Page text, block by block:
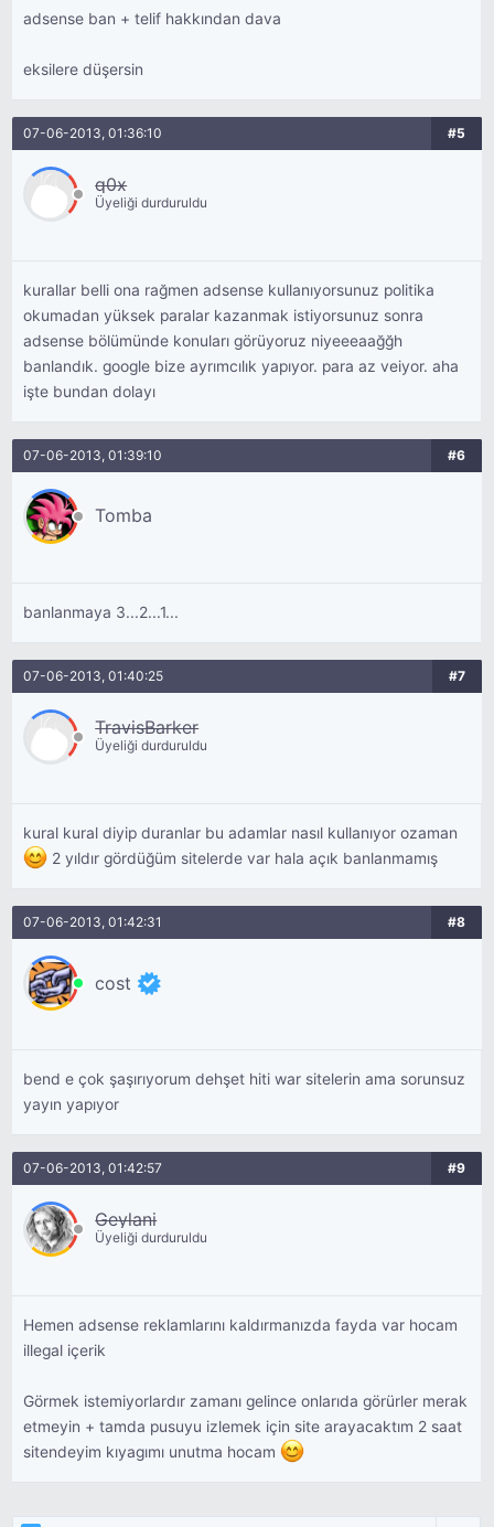
adsense ban + telif hakkından dava
eksilere düşersin
07-06-2013, 01:36:10 #5
q0x
Üyeliği durduruldu
kurallar belli ona rağmen adsense kullanıyorsunuz politika
okumadan yüksek paralar kazanmak istiyorsunuz sonra
adsense bölümünde konuları görüyoruz niyeeeaağğh
banlandık. google bize ayrımcılık yapıyor. para az veiyor. aha
işte bundan dolayı
07-06-2013, 01:39:10 #6
Tomba
banlanmaya 3...2...1...
07-06-2013, 01:40:25 #7
TravisBarker
Üyeliği durduruldu
kural kural diyip duranlar bu adamlar nasıl kullanıyor ozaman
2 yıldır gördüğüm sitelerde var hala açık banlanmamış
07-06-2013, 01:42:31 #8
cost
bend e çok şaşırıyorum dehşet hiti war sitelerin ama sorunsuz
yayın yapıyor
07-06-2013, 01:42:57 #9
Geylani
Üyeliği durduruldu
Hemen adsense reklamlarını kaldırmanızda fayda var hocam
illegal içerik
Görmek istemiyorlardır zamanı gelince onlarıda görürler merak
etmeyin + tamda pusuyu izlemek için site arayacaktım 2 saat
sitendeyim kıyagımı unutma hocam